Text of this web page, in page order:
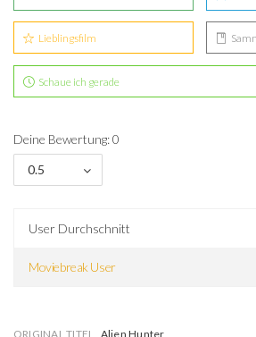
Lieblingsfilm
Schaue ich gerade
Deine Bewertung: 0
0.5
User Durchschnitt
Moviebreak User
ORIGINAL TITEL Alien Hunter